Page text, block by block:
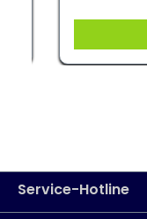
Service-Hotline